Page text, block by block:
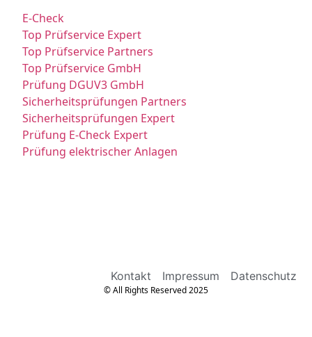
E-Check
Top Prüfservice Expert
Top Prüfservice Partners
Top Prüfservice GmbH
Prüfung DGUV3 GmbH
Sicherheitsprüfungen Partners
Sicherheitsprüfungen Expert
Prüfung E-Check Expert
Prüfung elektrischer Anlagen
Kontakt Impressum Datenschutz
© All Rights Reserved 2025